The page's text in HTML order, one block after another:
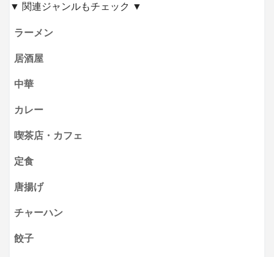
▼ 関連ジャンルもチェック ▼
ラーメン
居酒屋
中華
カレー
喫茶店・カフェ
定食
唐揚げ
チャーハン
餃子